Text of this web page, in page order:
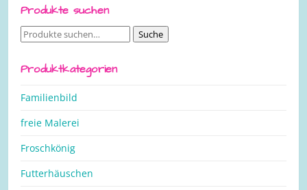
Produkte suchen
Suche
Suche
Produktkategorien
Familienbild
freie Malerei
Froschkönig
Futterhäuschen